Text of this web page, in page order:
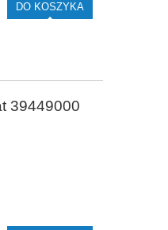
DO KOSZYKA
39449000